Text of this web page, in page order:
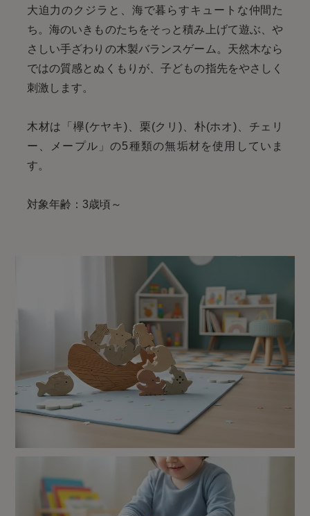
大迫力のクジラと、海で暮らすキュートな仲間た
ち。海のいきものたちをそっと積み上げて遊ぶ、や
さしい手ざわりの木製バランスゲーム。天然木なら
ではの質感とぬくもりが、子どもの指先をやさしく
刺激します。
木材は「欅(ケヤキ)、栗(クリ)、朴(ホオ)、チェリ
ー、メープル」の5種類の無垢材を使用していま
す。
対象年齢：3歳頃～